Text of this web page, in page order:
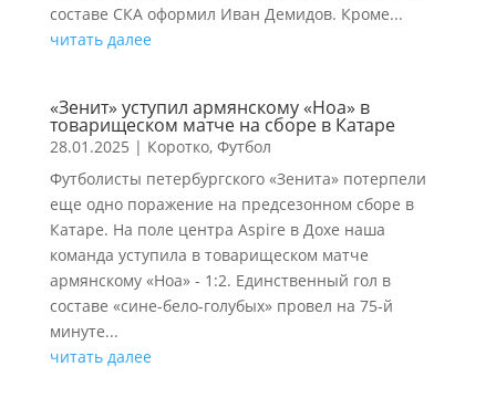
составе СКА оформил Иван Демидов. Кроме...
читать далее
«Зенит» уступил армянскому «Ноа» в
товарищеском матче на сборе в Катаре
28.01.2025 | Коротко, Футбол
Футболисты петербургского «Зенита» потерпели
еще одно поражение на предсезонном сборе в
Катаре. На поле центра Aspire в Дохе наша
команда уступила в товарищеском матче
армянскому «Ноа» - 1:2. Единственный гол в
составе «сине-бело-голубых» провел на 75-й
минуте...
читать далее